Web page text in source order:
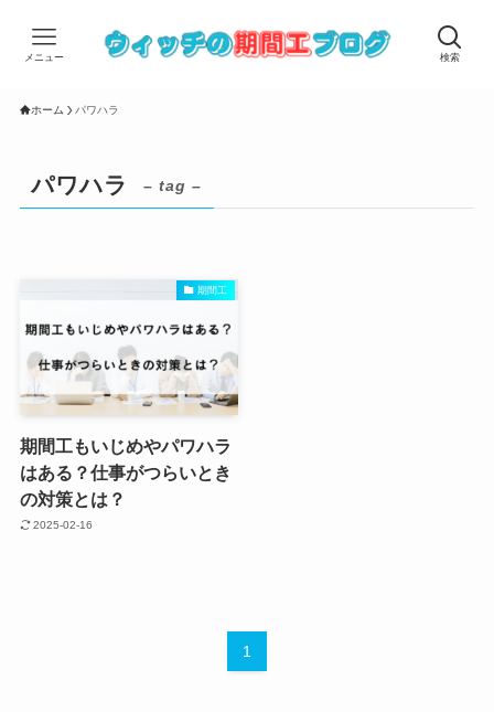
検索
メニュー
ホーム パワハラ
パワハラ – tag –
期間工
期間工もいじめやパワハラ
はある？仕事がつらいとき
の対策とは？
2025-02-16
1